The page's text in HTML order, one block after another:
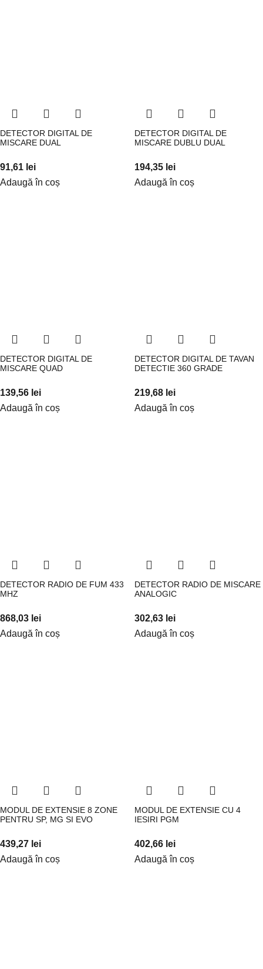
DETECTOR DIGITAL DE
MISCARE DUAL
91,61 lei
Adaugă în coș
DETECTOR DIGITAL DE
MISCARE DUBLU DUAL
194,35 lei
Adaugă în coș
DETECTOR DIGITAL DE
MISCARE QUAD
139,56 lei
Adaugă în coș
DETECTOR DIGITAL DE TAVAN
DETECTIE 360 GRADE
219,68 lei
Adaugă în coș
DETECTOR RADIO DE FUM 433
MHZ
868,03 lei
Adaugă în coș
DETECTOR RADIO DE MISCARE
ANALOGIC
302,63 lei
Adaugă în coș
MODUL DE EXTENSIE 8 ZONE
PENTRU SP, MG SI EVO
439,27 lei
Adaugă în coș
MODUL DE EXTENSIE CU 4
IESIRI PGM
402,66 lei
Adaugă în coș